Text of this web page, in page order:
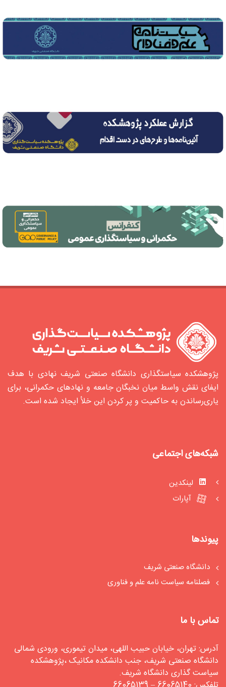
پژوهشکده سیاستگذاری دانشگاه صنعتی شریف نهادی با هدف
ایفای نقش واسط میان نخبگان جامعه و نهادهای حکمرانی، برای
یاری‌رساندن به حاکمیت و پر کردن این خلأ ایجاد شده‌ است.
شبکه‌های اجتماعی
لینکدین
آپارات
پیوندها
دانشگاه صنعتی شریف
فصلنامه سیاست‏ نامه علم و فناوری
تماس با ما
آدرس: تهران، خیابان حبیب اللهی، میدان تیموری، ورودی شمالی
دانشگاه صنعتی شریف، جنب دانشکده مکانیک ،پژوهشکده
سیاست گذاری دانشگاه شریف.